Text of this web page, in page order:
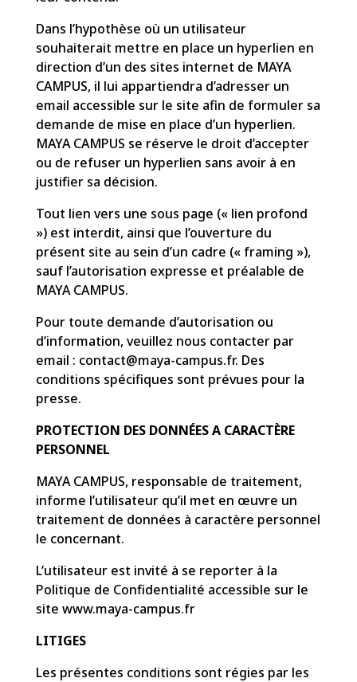
Dans l’hypothèse où un utilisateur
souhaiterait mettre en place un hyperlien en
direction d’un des sites internet de MAYA
CAMPUS, il lui appartiendra d’adresser un
email accessible sur le site afin de formuler sa
demande de mise en place d’un hyperlien.
MAYA CAMPUS se réserve le droit d’accepter
ou de refuser un hyperlien sans avoir à en
justifier sa décision.
Tout lien vers une sous page (« lien profond
») est interdit, ainsi que l’ouverture du
présent site au sein d’un cadre (« framing »),
sauf l’autorisation expresse et préalable de
MAYA CAMPUS.
Pour toute demande d’autorisation ou
d’information, veuillez nous contacter par
email : contact@maya-campus.fr. Des
conditions spécifiques sont prévues pour la
presse.
PROTECTION DES DONNÉES A CARACTÈRE
PERSONNEL
MAYA CAMPUS, responsable de traitement,
informe l’utilisateur qu’il met en œuvre un
traitement de données à caractère personnel
le concernant.
L’utilisateur est invité à se reporter à la
Politique de Confidentialité accessible sur le
site www.maya-campus.fr
LITIGES
Les présentes conditions sont régies par les